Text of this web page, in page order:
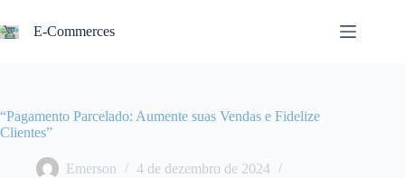
para
o
E-Commerces
“Pagamento Parcelado: Aumente suas Vendas e Fidelize
Clientes”
Emerson
4 de dezembro de 2024